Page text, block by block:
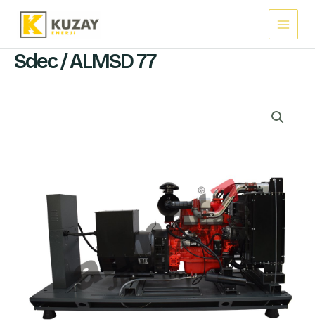
Main
Menu
Sdec / ALMSD 77